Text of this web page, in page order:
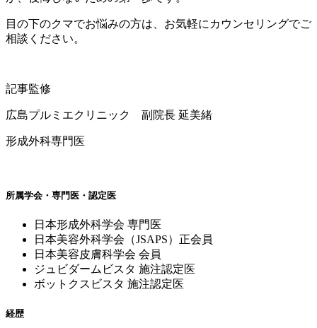
目の下のクマでお悩みの方は、お気軽にカウンセリングでご
相談ください。
記事監修
広島プルミエクリニック 副院長 延美緒
形成外科専門医
所属学会・専門医・認定医
日本形成外科学会 専門医
日本美容外科学会（JSAPS）正会員
日本美容皮膚科学会 会員
ジュビダームビスタ 施注認定医
ボットクスビスタ 施注認定医
経歴